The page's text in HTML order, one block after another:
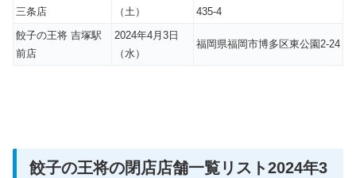
三条店 （土）
435-4
餃子の王将 吉塚駅
前店
2024年4月3日
（水）
福岡県福岡市博多区東公園2-24
餃子の王将の閉店店舗一覧リスト2024年3